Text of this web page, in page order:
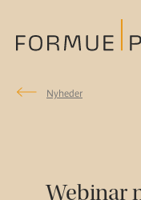
Nyheder
Webinar